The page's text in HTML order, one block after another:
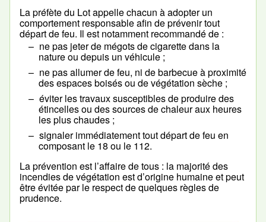
La préfète du Lot appelle chacun à adopter un
comportement responsable afin de prévenir tout
départ de feu. Il est notamment recommandé de :
ne pas jeter de mégots de cigarette dans la
nature ou depuis un véhicule ;
ne pas allumer de feu, ni de barbecue à proximité
des espaces boisés ou de végétation sèche ;
éviter les travaux susceptibles de produire des
étincelles ou des sources de chaleur aux heures
les plus chaudes ;
signaler immédiatement tout départ de feu en
composant le 18 ou le 112.
La prévention est l’affaire de tous : la majorité des
incendies de végétation est d’origine humaine et peut
être évitée par le respect de quelques règles de
prudence.